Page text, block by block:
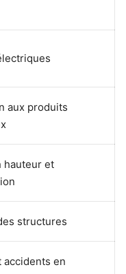
aux produits
hauteur et
structures
accidents en